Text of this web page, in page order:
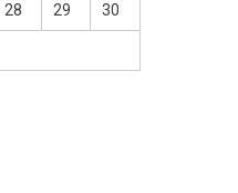
28 29 30